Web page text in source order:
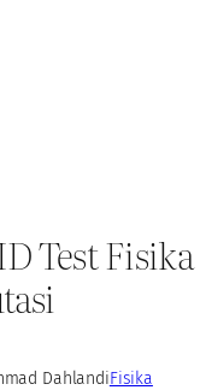
Test Fisika
DahlandiFisika